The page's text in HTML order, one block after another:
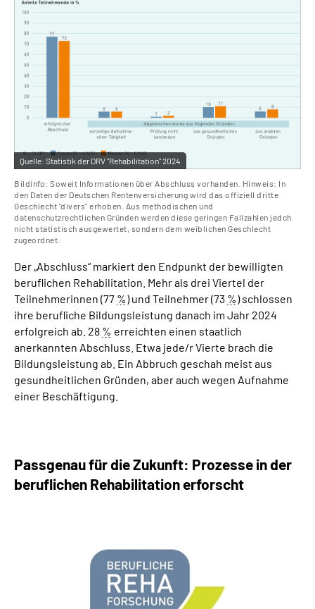
Quelle: Statistik der DRV "Rehabilitation" 2024
Bildinfo: Soweit Informationen über Abschluss vorhanden. Hinweis: In
den Daten der Deutschen Rentenversicherung wird das offiziell dritte
Geschlecht "divers" erhoben. Aus methodischen und
datenschutzrechtlichen Gründen werden diese geringen Fallzahlen jedch
nicht statistisch ausgewertet, sondern dem weiblichen Geschlecht
zugeordnet.
Der „Abschluss“ markiert den Endpunkt der bewilligten
beruflichen Rehabilitation. Mehr als drei Viertel der
Teilnehmerinnen (77 %) und Teilnehmer (73 %) schlossen
ihre berufliche Bildungsleistung danach im Jahr 2024
erfolgreich ab. 28 % erreichten einen staatlich
anerkannten Abschluss. Etwa jede/r Vierte brach die
Bildungsleistung ab. Ein Abbruch geschah meist aus
gesundheitlichen Gründen, aber auch wegen Aufnahme
einer Beschäftigung.
Passgenau für die Zukunft: Prozesse in der
beruflichen Rehabilitation erforscht